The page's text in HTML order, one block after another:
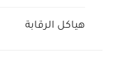
هياكل الرقابة